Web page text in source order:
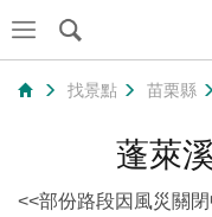
找景點 苗栗縣
蓬萊
<<部份路段因風災關